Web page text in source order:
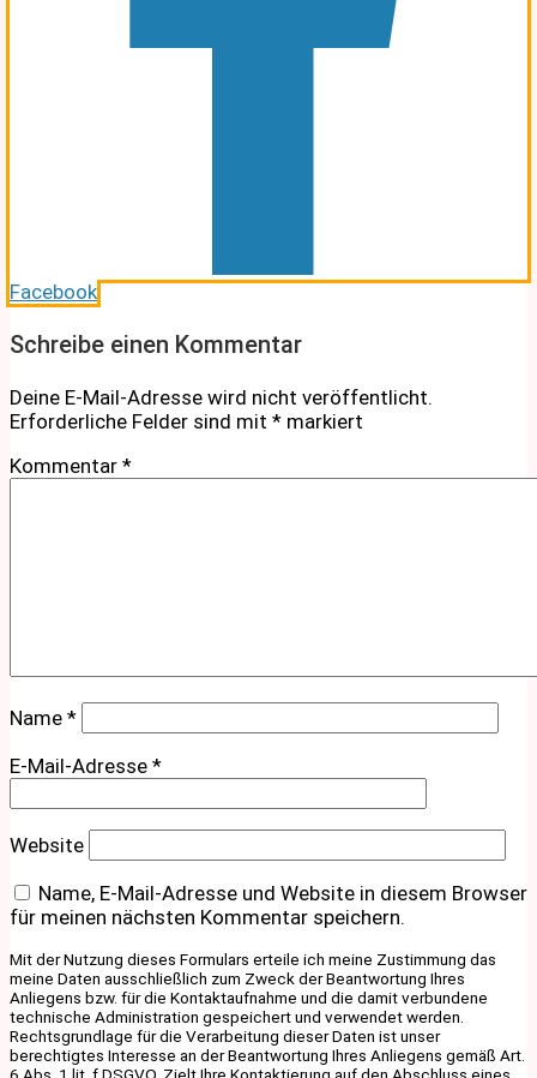
Facebook
Schreibe einen Kommentar
Deine E-Mail-Adresse wird nicht veröffentlicht.
Erforderliche Felder sind mit * markiert
Kommentar *
Name *
E-Mail-Adresse *
Website
Name, E-Mail-Adresse und Website in diesem Browser
für meinen nächsten Kommentar speichern.
Mit der Nutzung dieses Formulars erteile ich meine Zustimmung das
meine Daten ausschließlich zum Zweck der Beantwortung Ihres
Anliegens bzw. für die Kontaktaufnahme und die damit verbundene
technische Administration gespeichert und verwendet werden.
Rechtsgrundlage für die Verarbeitung dieser Daten ist unser
berechtigtes Interesse an der Beantwortung Ihres Anliegens gemäß Art.
6 Abs. 1 lit. f DSGVO. Zielt Ihre Kontaktierung auf den Abschluss eines